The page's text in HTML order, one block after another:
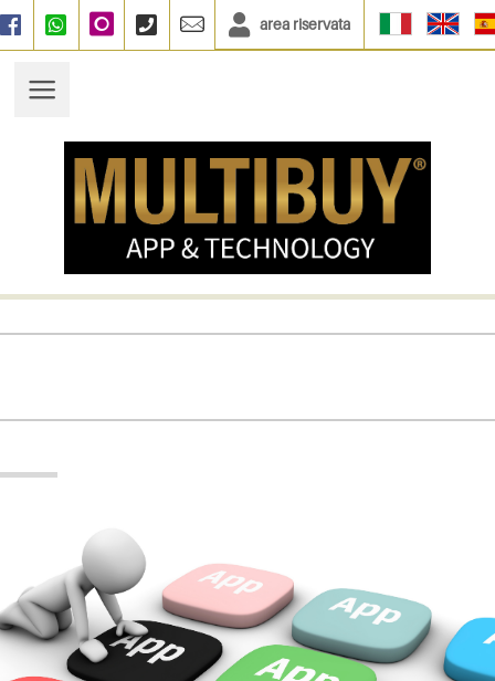
FacebookWhatsAppInstagram+390664833135
info@multibuy.org
area riservata